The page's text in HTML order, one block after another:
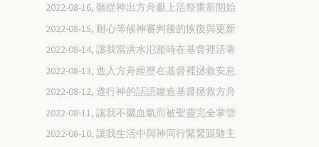
2022-08-16, 聽從神出方舟獻上活祭重新開始
2022-08-15, 耐心等候神審判後的恢復與更新
2022-08-14, 讓我當洪水氾濫時在基督裡活著
2022-08-13, 進入方舟經歷在基督裡拯救安息
2022-08-12, 遵行神的話語建造基督拯救方舟
2022-08-11, 讓我不屬血氣而被聖靈完全掌管
2022-08-10, 讓我生活中與神同行緊緊跟隨主